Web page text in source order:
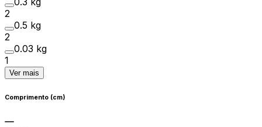
2
0.5 kg
2
0.03 kg
1
Ver mais
Comprimento (cm)